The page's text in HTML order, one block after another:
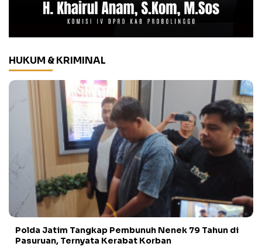
HUKUM & KRIMINAL
Polda Jatim Tangkap Pembunuh Nenek 79 Tahun di
Pasuruan, Ternyata Kerabat Korban